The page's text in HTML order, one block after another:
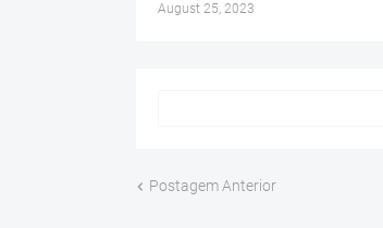
August 25, 2023
Postagem Anterior